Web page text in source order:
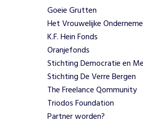
Goeie Grutten
Het Vrouwelijke
K.F. Hein Fonds
Oranjefonds
Stichting Democratie en
Stichting De Verre Bergen
The Freelance Qommunity
Triodos Foundation
Partner worden?